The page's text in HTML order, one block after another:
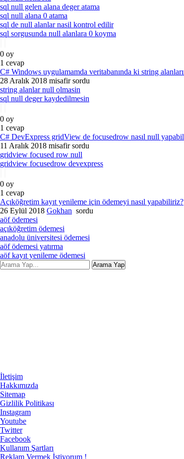
sql null gelen alana deger atama
sql null alana 0 atama
sql de null alanlar nasil kontrol edilir
sql sorgusunda null alanlara 0 koyma
0 oy
1 cevap
C# Windows uygulamamda veritabanında ki string
28 Aralık 2018 misafir sordu
string alanlar null olmasin
sql null deger kaydedilmesin
0 oy
1 cevap
C# DevExpress gridView de focusedrow nasıl null
11 Aralık 2018 misafir sordu
gridview focused row null
gridview focusedrow devexpress
0 oy
1 cevap
Açıköğretim kayıt yenileme için ödemeyi nasıl yapabiliriz?
26 Eylül 2018 Gokhan sordu
aöf ödemesi
açıköğretim ödemesi
anadolu üniversitesi ödemesi
aöf ödemesi yatırma
aöf kayıt yenileme ödemesi
İletişim
Hakkımızda
Sitemap
Gizlilik Politikası
Instagram
Youtube
Twitter
Facebook
Kullanım Şartları
Reklam Vermek İstiyorum !